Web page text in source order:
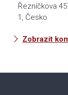
Řezníčkova
1, Česko
Zobrazit